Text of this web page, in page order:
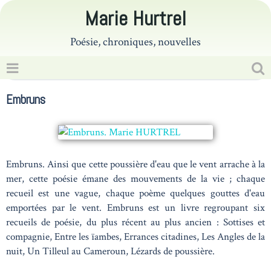
Marie Hurtrel
Poésie, chroniques, nouvelles
Embruns
Embruns. Ainsi que cette poussière d'eau que le vent arrache à la
mer, cette poésie émane des mouvements de la vie ; chaque
recueil est une vague, chaque poème quelques gouttes d'eau
emportées par le vent. Embruns est un livre regroupant six
recueils de poésie, du plus récent au plus ancien : Sottises et
compagnie, Entre les ïambes, Errances citadines, Les Angles de la
nuit, Un Tilleul au Cameroun, Lézards de poussière.